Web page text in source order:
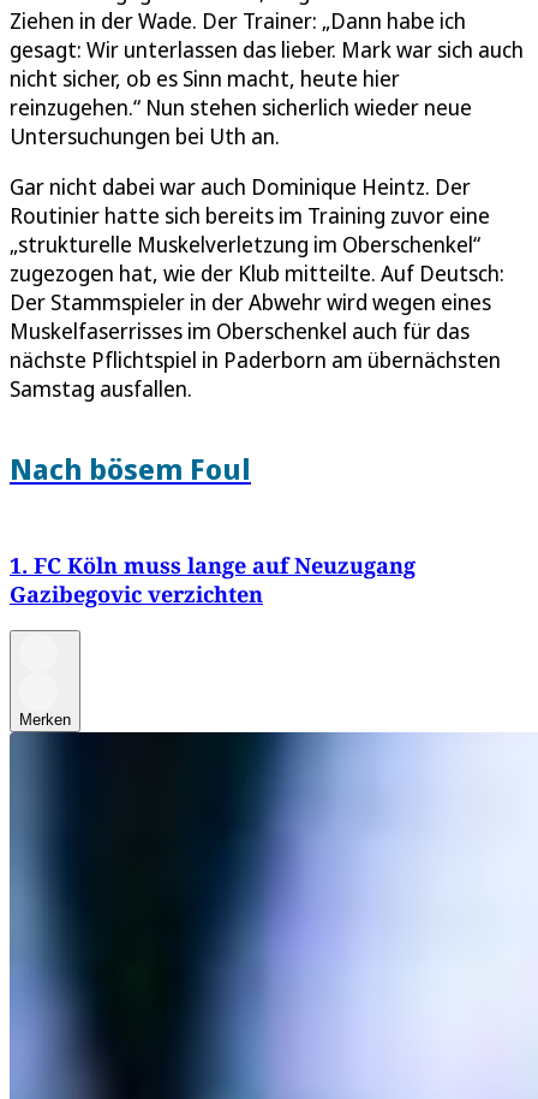
Ziehen in der Wade. Der Trainer: „Dann habe ich
gesagt: Wir unterlassen das lieber. Mark war sich auch
nicht sicher, ob es Sinn macht, heute hier
reinzugehen.“ Nun stehen sicherlich wieder neue
Untersuchungen bei Uth an.
Gar nicht dabei war auch Dominique Heintz. Der
Routinier hatte sich bereits im Training zuvor eine
„strukturelle Muskelverletzung im Oberschenkel“
zugezogen hat, wie der Klub mitteilte. Auf Deutsch:
Der Stammspieler in der Abwehr wird wegen eines
Muskelfaserrisses im Oberschenkel auch für das
nächste Pflichtspiel in Paderborn am übernächsten
Samstag ausfallen.
Nach bösem Foul
1. FC Köln muss lange auf Neuzugang
Gazibegovic verzichten
Merken